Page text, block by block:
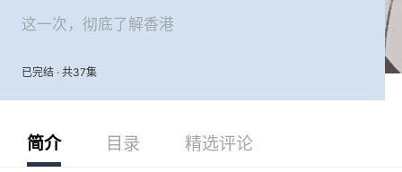
这一次，彻底了解香港
已完结 · 共37集
简介 目录 精选评论